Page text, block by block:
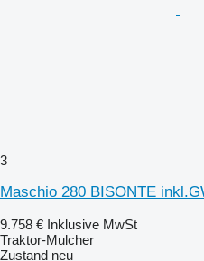
3
Maschio 280 BISONTE
9.758 € Inklusive MwSt
Traktor-Mulcher
Zustand neu